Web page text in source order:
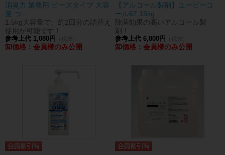
消臭力 業務用 ビーズタイプ 大容
量 つ...
1.5kg大容量で、約2回分の詰替え
使用が可能です！
参考上代 1,080円
卸価格：会員様のみ公開
【アルコール製剤】ユービーコ
ール67 15kg
除菌効果の高いアルコール製
剤！
参考上代 6,800円
卸価格：会員様のみ公開